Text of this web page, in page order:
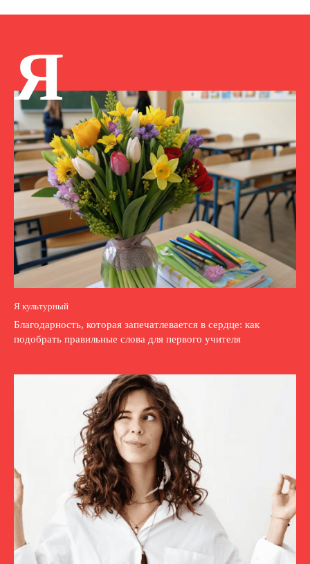
Я
Я культурный
Благодарность, которая запечатлевается в сердце: как
подобрать правильные слова для первого учителя